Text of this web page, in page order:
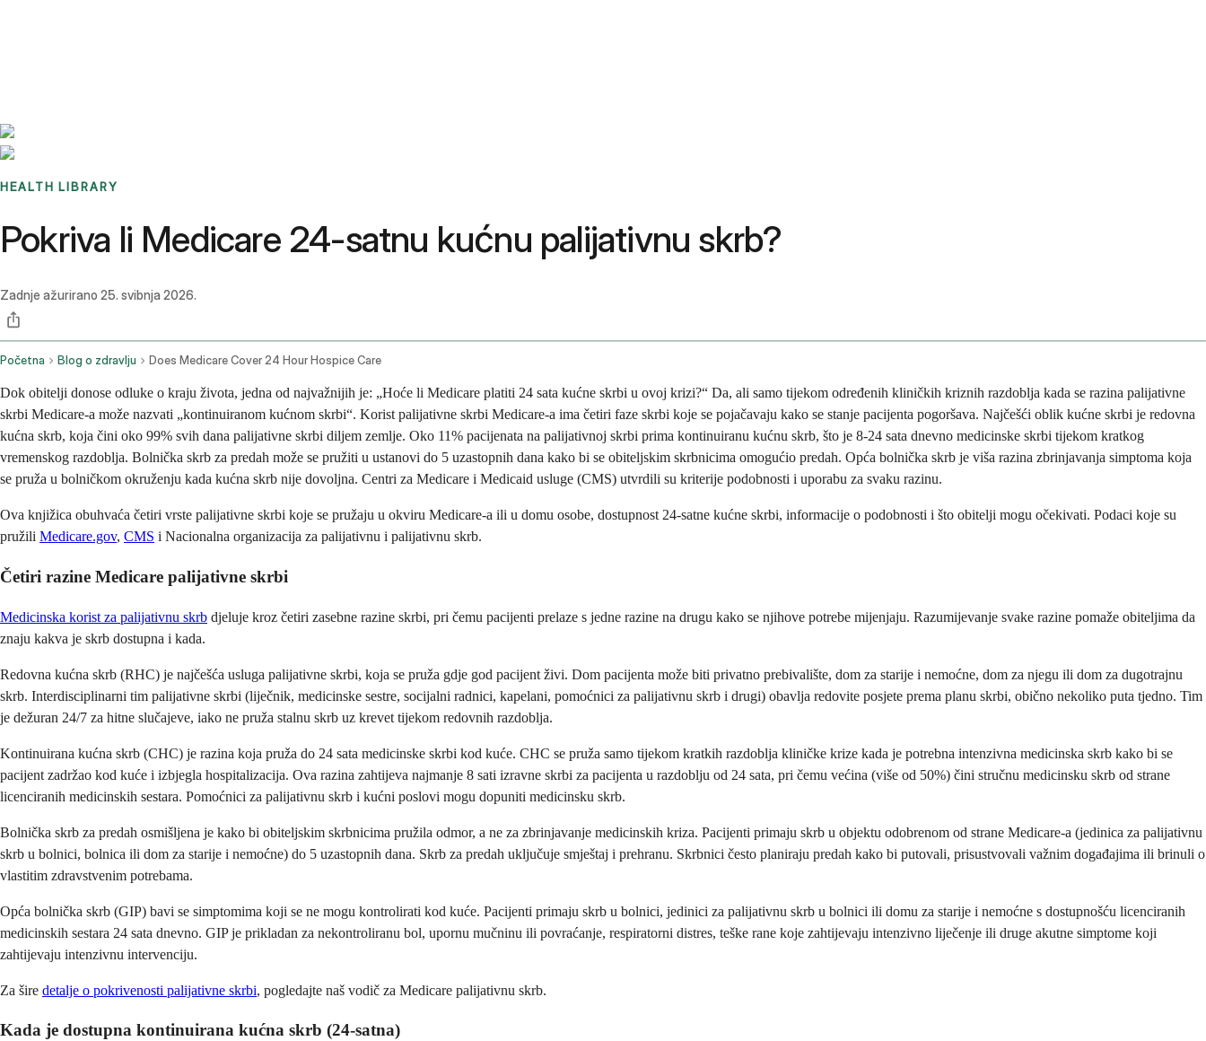
HEALTH LIBRARY
Pokriva li Medicare 24-satnu kućnu palijativnu skrb?
Zadnje ažurirano 25. svibnja 2026.
Početna Blog o zdravlju Does Medicare Cover 24 Hour Hospice Care
Dok obitelji donose odluke o kraju života, jedna od najvažnijih je: „Hoće li Medicare platiti 24 sata kućne skrbi u ovoj krizi?“ Da, ali samo tijekom određenih kliničkih kriznih razdoblja kada se razina palijativne
skrbi Medicare-a može nazvati „kontinuiranom kućnom skrbi“. Korist palijativne skrbi Medicare-a ima četiri faze skrbi koje se pojačavaju kako se stanje pacijenta pogoršava. Najčešći oblik kućne skrbi je redovna
kućna skrb, koja čini oko 99% svih dana palijativne skrbi diljem zemlje. Oko 11% pacijenata na palijativnoj skrbi prima kontinuiranu kućnu skrb, što je 8-24 sata dnevno medicinske skrbi tijekom kratkog
vremenskog razdoblja. Bolnička skrb za predah može se pružiti u ustanovi do 5 uzastopnih dana kako bi se obiteljskim skrbnicima omogućio predah. Opća bolnička skrb je viša razina zbrinjavanja simptoma koja
se pruža u bolničkom okruženju kada kućna skrb nije dovoljna. Centri za Medicare i Medicaid usluge (CMS) utvrdili su kriterije podobnosti i uporabu za svaku razinu.
Ova knjižica obuhvaća četiri vrste palijativne skrbi koje se pružaju u okviru Medicare-a ili u domu osobe, dostupnost 24-satne kućne skrbi, informacije o podobnosti i što obitelji mogu očekivati. Podaci koje su
pružili Medicare.gov, CMS i Nacionalna organizacija za palijativnu i palijativnu skrb.
Četiri razine Medicare palijativne skrbi
Medicinska korist za palijativnu skrb djeluje kroz četiri zasebne razine skrbi, pri čemu pacijenti prelaze s jedne razine na drugu kako se njihove potrebe mijenjaju. Razumijevanje svake razine pomaže obiteljima da
znaju kakva je skrb dostupna i kada.
Redovna kućna skrb (RHC) je najčešća usluga palijativne skrbi, koja se pruža gdje god pacijent živi. Dom pacijenta može biti privatno prebivalište, dom za starije i nemoćne, dom za njegu ili dom za dugotrajnu
skrb. Interdisciplinarni tim palijativne skrbi (liječnik, medicinske sestre, socijalni radnici, kapelani, pomoćnici za palijativnu skrb i drugi) obavlja redovite posjete prema planu skrbi, obično nekoliko puta tjedno. Tim
je dežuran 24/7 za hitne slučajeve, iako ne pruža stalnu skrb uz krevet tijekom redovnih razdoblja.
Kontinuirana kućna skrb (CHC) je razina koja pruža do 24 sata medicinske skrbi kod kuće. CHC se pruža samo tijekom kratkih razdoblja kliničke krize kada je potrebna intenzivna medicinska skrb kako bi se
pacijent zadržao kod kuće i izbjegla hospitalizacija. Ova razina zahtijeva najmanje 8 sati izravne skrbi za pacijenta u razdoblju od 24 sata, pri čemu većina (više od 50%) čini stručnu medicinsku skrb od strane
licenciranih medicinskih sestara. Pomoćnici za palijativnu skrb i kućni poslovi mogu dopuniti medicinsku skrb.
Bolnička skrb za predah osmišljena je kako bi obiteljskim skrbnicima pružila odmor, a ne za zbrinjavanje medicinskih kriza. Pacijenti primaju skrb u objektu odobrenom od strane Medicare-a (jedinica za palijativnu
skrb u bolnici, bolnica ili dom za starije i nemoćne) do 5 uzastopnih dana. Skrb za predah uključuje smještaj i prehranu. Skrbnici često planiraju predah kako bi putovali, prisustvovali važnim događajima ili brinuli o
vlastitim zdravstvenim potrebama.
Opća bolnička skrb (GIP) bavi se simptomima koji se ne mogu kontrolirati kod kuće. Pacijenti primaju skrb u bolnici, jedinici za palijativnu skrb u bolnici ili domu za starije i nemoćne s dostupnošću licenciranih
medicinskih sestara 24 sata dnevno. GIP je prikladan za nekontroliranu bol, upornu mučninu ili povraćanje, respiratorni distres, teške rane koje zahtijevaju intenzivno liječenje ili druge akutne simptome koji
zahtijevaju intenzivnu intervenciju.
Za šire detalje o pokrivenosti palijativne skrbi, pogledajte naš vodič za Medicare palijativnu skrb.
Kada je dostupna kontinuirana kućna skrb (24-satna)